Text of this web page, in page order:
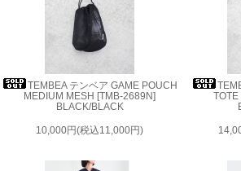
TEMBEA テンベア GAME POUCH
MEDIUM MESH [TMB-2689N]
BLACK/BLACK
10,000円(税込11,000円)